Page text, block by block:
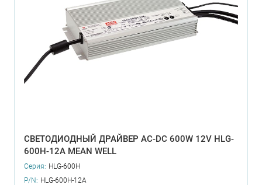
СВЕТОДИОДНЫЙ ДРАЙВЕР AC-DC 600W 12V HLG-
600H-12A MEAN WELL
Серия: HLG-600H
P/N: HLG-600H-12A